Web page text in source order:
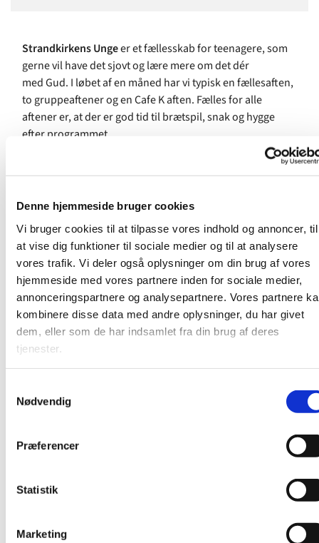
Denne hjemmeside bruger cookies
Vi bruger cookies til at tilpasse vores indhold og annoncer, til
at vise dig funktioner til sociale medier og til at analysere
vores trafik. Vi deler også oplysninger om din brug af vores
hjemmeside med vores partnere inden for sociale medier,
annonceringspartnere og analysepartnere. Vores partnere
kombinere disse data med andre oplysninger, du har givet
dem, eller som de har indsamlet fra din brug af deres
tjenester.
Nødvendig
Præferencer
Statistik
Marketing
Strandkirkens Ungeer et fællesskab for teenagere, som
gerne vil have det sjovt og lære mere om det dér
med Gud. I løbet af en måned har vi typisk en fællesaften,
to gruppeaftener og en Cafe K aften. Fælles for alle
aftener er, at der er god tid til brætspil, snak og hygge
efter programmet.
er programmet meget varieret. Det kan
være filmaften, bageaften, brætspilsaften, gåtur på
programmet bringer os tættere på Gud og tættere på
hinanden.
Vi begynder kl. 19.00 og slutter ca. 21.00.
Kontakt Simon Grønne-Grann på
simon@strandkirken.dk for mere info.